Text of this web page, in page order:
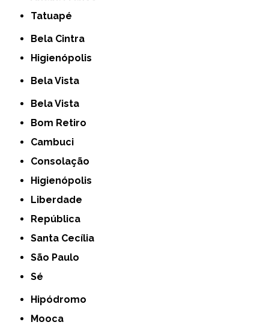
Tatuapé
Bela Cintra
Higienópolis
Bela Vista
Bela Vista
Bom Retiro
Cambuci
Consolação
Higienópolis
Liberdade
República
Santa Cecília
São Paulo
Sé
Hipódromo
Mooca